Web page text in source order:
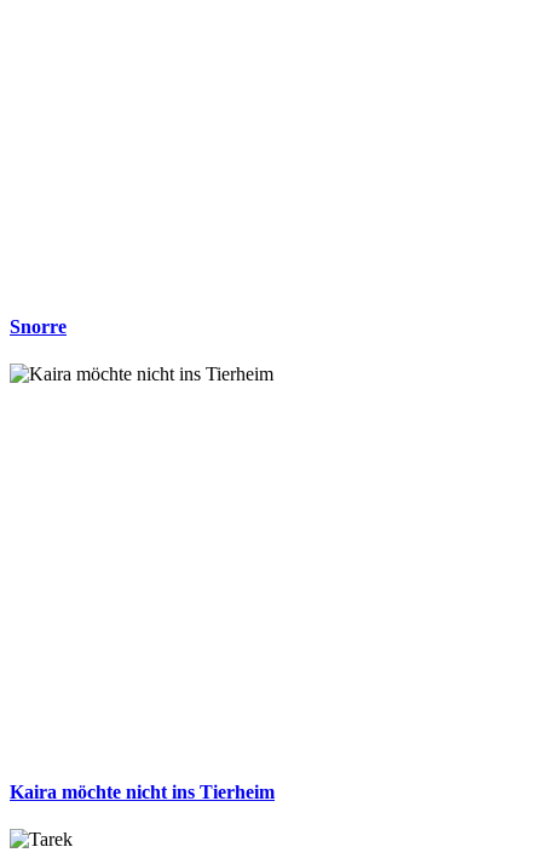
Snorre
Kaira möchte nicht ins Tierheim